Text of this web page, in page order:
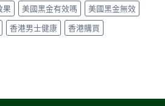
果 美國黑金有效嗎
美國黑金無效
香港男士健康 香港購買